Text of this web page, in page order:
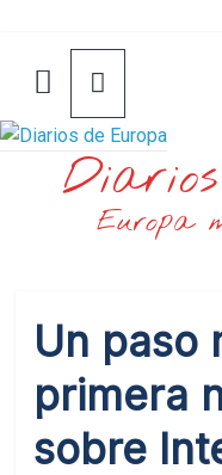
contenido
Europa
Un paso
primera
sobre